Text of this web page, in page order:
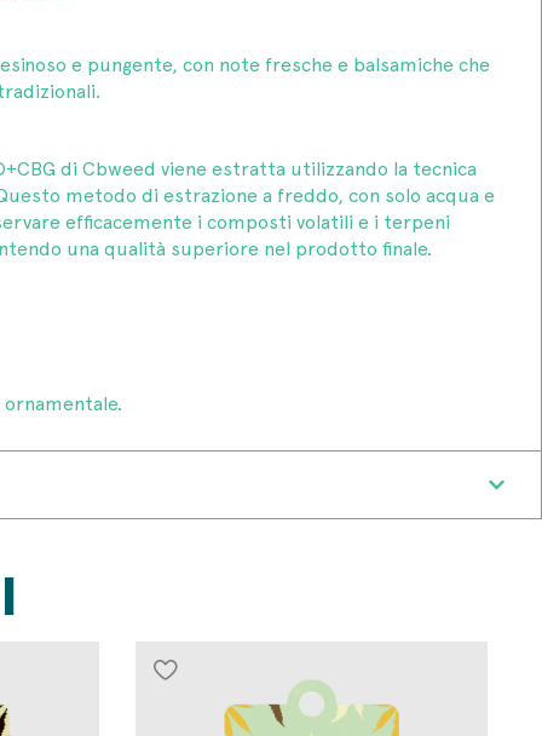
e pungente, con note fresche e balsamiche che
di Cbweed viene estratta utilizzando la tecnica
metodo di estrazione a freddo, con solo acqua e
efficacemente i composti volatili e i terpeni
una qualità superiore nel prodotto finale.